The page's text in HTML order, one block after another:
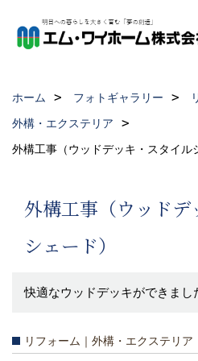
ホーム フォトギャラリー
外構・エクステリア
外構工事（ウッドデッキ・スタイル
外構工事（ウッド
シェード）
快適なウッドデッキができまし
リフォーム｜外構・エクステリア